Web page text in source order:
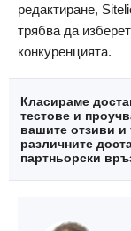
редактиране,
трябва да
конкуренцията.
Класираме
тестове и
вашите отзиви и
различните
партньорски